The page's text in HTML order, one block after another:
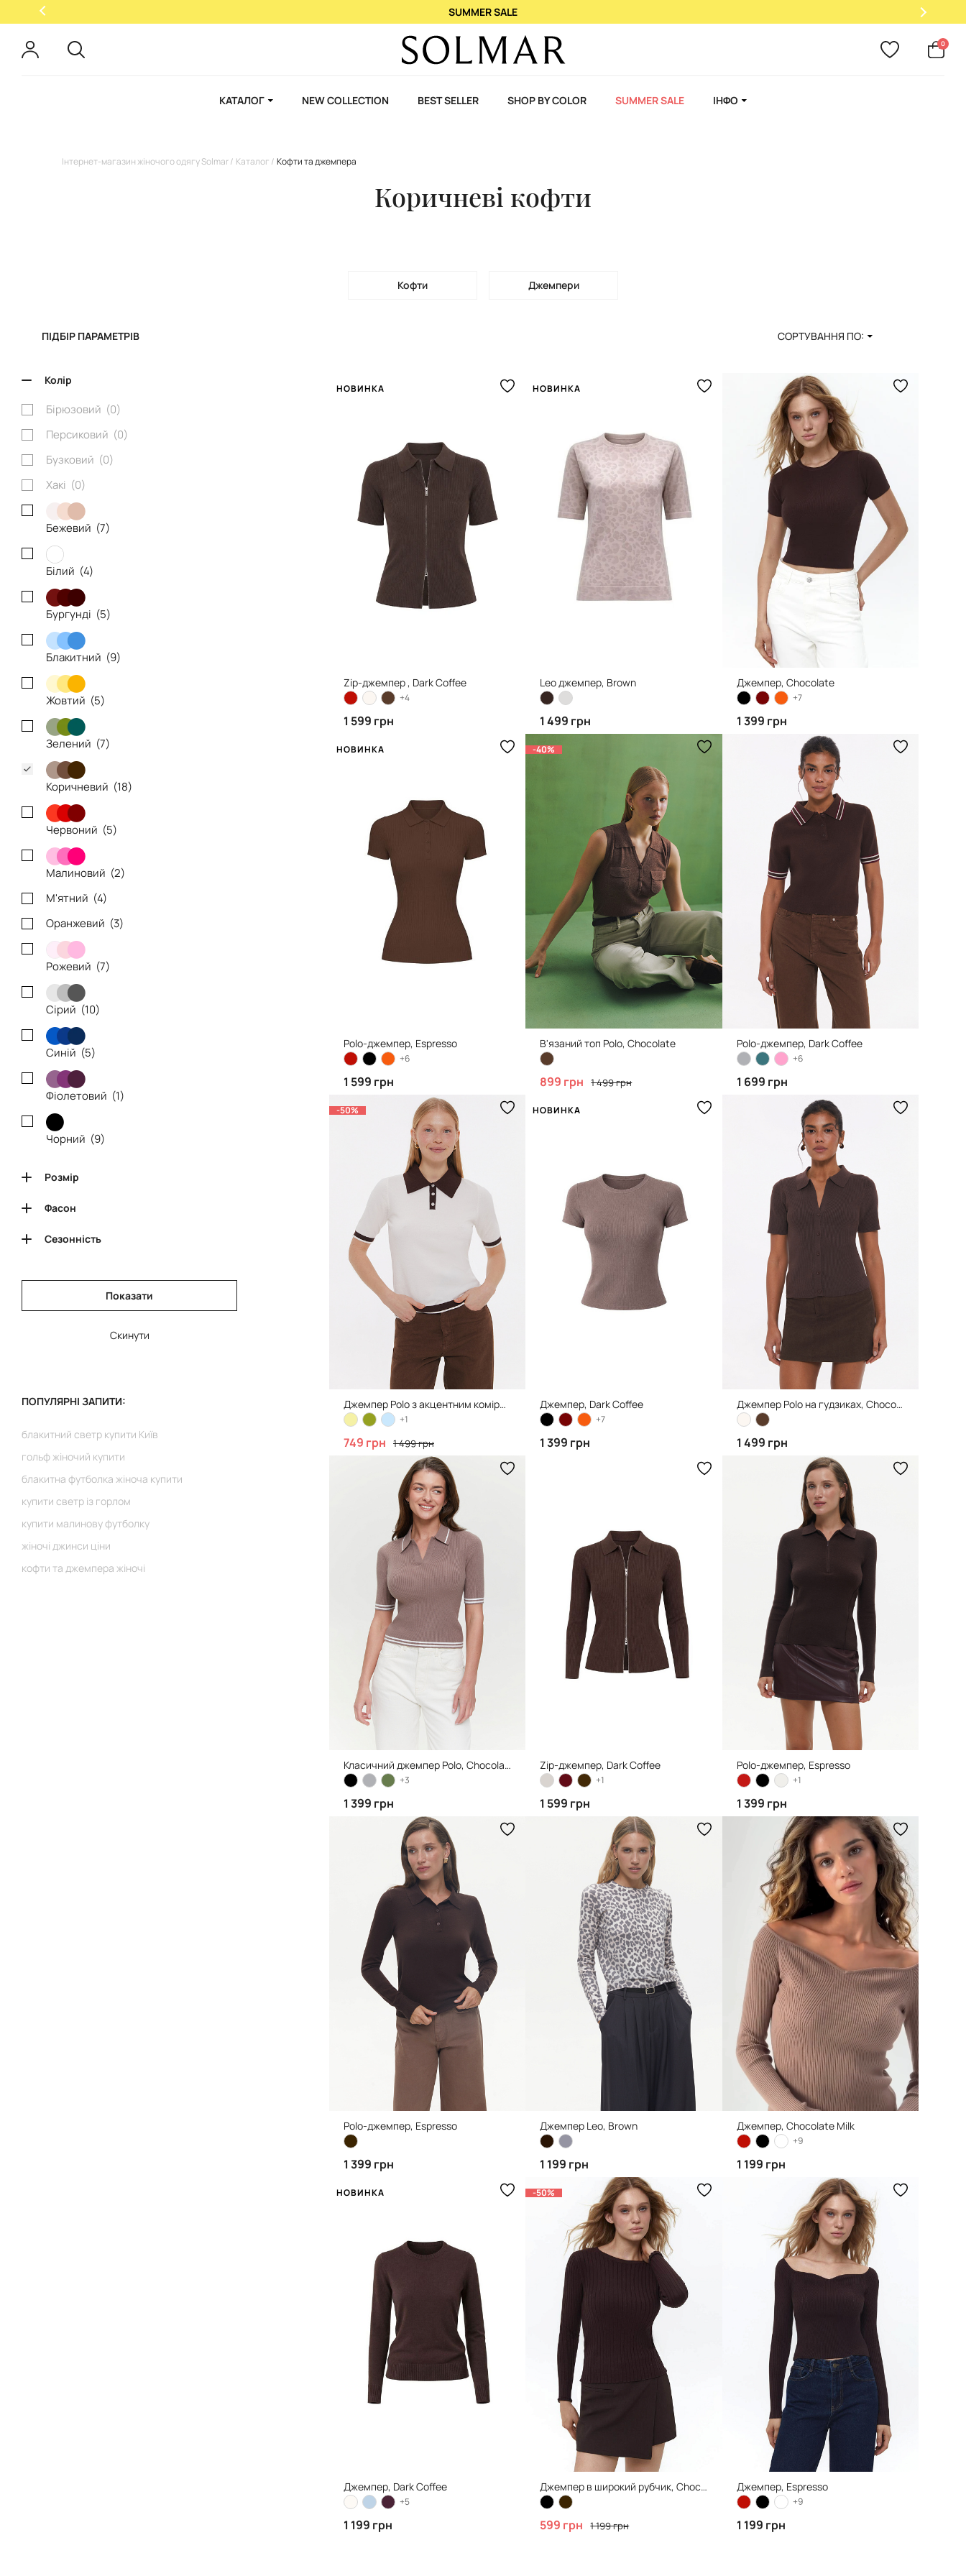
При купівлі 2 ароматів - 3-й у подарунок!
0
КАТАЛОГ NEW COLLECTION BEST SELLER SHOP BY COLOR SUMMER SALE ІНФО
Інтернет-магазин жіночого одягу Solmar Каталог Кофти та джемпера
Коричневі кофти
Кофти Джемпери
ПІДБІР ПАРАМЕТРІВ
Колір
Бірюзовий (0)
Персиковий (0)
Бузковий (0)
Хакі (0)
Бежевий (7)
Білий (4)
Бургунді (5)
Блакитний (9)
Жовтий (5)
Зелений (7)
Коричневий (18)
Червоний (5)
Малиновий (2)
М'ятний (4)
Оранжевий (3)
Рожевий (7)
Сірий (10)
Синій (5)
Фіолетовий (1)
Чорний (9)
Розмір
Фасон
Сезонність
Показати
Скинути
ПОПУЛЯРНІ ЗАПИТИ:
блакитний светр купити Київ
гольф жіночий купити
блакитна футболка жіноча купити
купити светр із горлом
купити малинову футболку
жіночі джинси ціни
кофти та джемпера жіночі
СОРТУВАННЯ ПО:
НОВИНКА
Zip-джемпер , Dark Coffee
+4
1 599 грн
НОВИНКА
Leo джемпер, Brown
1 499 грн
Джемпер, Chocolate
+7
1 399 грн
НОВИНКА
Polo-джемпер, Espresso
+6
1 599 грн
-40%
В'язаний топ Polo, Chocolate
899 грн 1 499 грн
Polo-джемпер, Dark Coffee
+6
1 699 грн
-50%
Джемпер Polo з акцентним коміром, Chocolate
+1
749 грн 1 499 грн
НОВИНКА
Джемпер, Dark Coffee
+7
1 399 грн
Джемпер Polo на гудзиках, Chocolate
1 499 грн
Класичний джемпер Polo, Chocolate Milk
+3
1 399 грн
Zip-джемпер, Dark Coffee
+1
1 599 грн
Polo-джемпер, Espresso
+1
1 399 грн
Polo-джемпер, Espresso
1 399 грн
Джемпер Leo, Brown
1 199 грн
Джемпер, Chocolate Milk
+9
1 199 грн
НОВИНКА
Джемпер, Dark Coffee
+5
1 199 грн
-50%
Джемпер в широкий рубчик, Chocolate
599 грн 1 199 грн
Джемпер, Espresso
+9
1 199 грн